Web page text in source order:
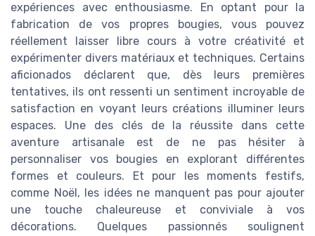
expériences avec enthousiasme. En optant pour la
fabrication de vos propres bougies, vous pouvez
réellement laisser libre cours à votre créativité et
expérimenter divers matériaux et techniques. Certains
aficionados déclarent que, dès leurs premières
tentatives, ils ont ressenti un sentiment incroyable de
satisfaction en voyant leurs créations illuminer leurs
espaces. Une des clés de la réussite dans cette
aventure artisanale est de ne pas hésiter à
personnaliser vos bougies en explorant différentes
formes et couleurs. Et pour les moments festifs,
comme Noël, les idées ne manquent pas pour ajouter
une touche chaleureuse et conviviale à vos
décorations. Quelques passionnés soulignent